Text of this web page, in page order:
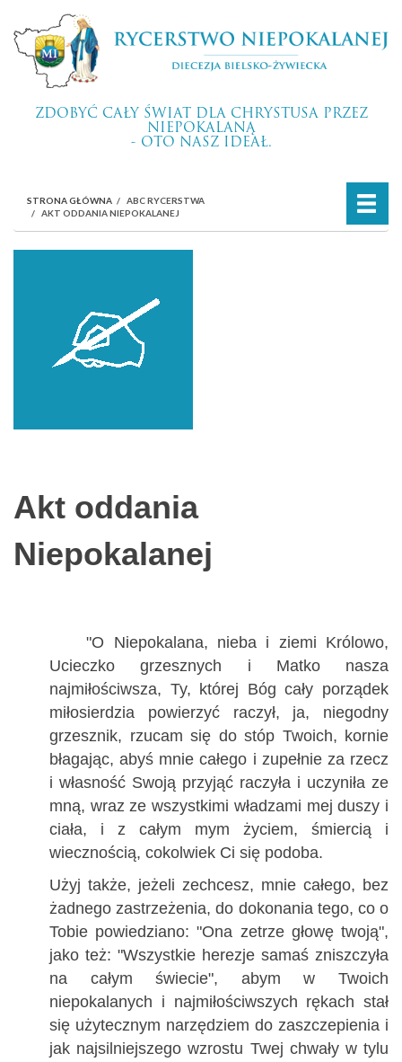
ZDOBYĆ CAŁY ŚWIAT DLA CHRYSTUSA PRZEZ
NIEPOKALANĄ
- OTO NASZ IDEAŁ.
STRONA GŁÓWNA
ABC RYCERSTWA
AKT ODDANIA NIEPOKALANEJ
Akt oddania
Niepokalanej
"O Niepokalana, nieba i ziemi Królowo,
Ucieczko grzesznych i Matko nasza
najmiłościwsza, Ty, której Bóg cały porządek
miłosierdzia powierzyć raczył, ja, niegodny
grzesznik, rzucam się do stóp Twoich, kornie
błagając, abyś mnie całego i zupełnie za rzecz
i własność Swoją przyjąć raczyła i uczyniła ze
mną, wraz ze wszystkimi władzami mej duszy i
ciała, i z całym mym życiem, śmiercią i
wiecznością, cokolwiek Ci się podoba.
Użyj także, jeżeli zechcesz, mnie całego, bez
żadnego zastrzeżenia, do dokonania tego, co o
Tobie powiedziano: "Ona zetrze głowę twoją",
jako też: "Wszystkie herezje samaś zniszczyła
na całym świecie", abym w Twoich
niepokalanych i najmiłościwszych rękach stał
się użytecznym narzędziem do zaszczepienia i
jak najsilniejszego wzrostu Twej chwały w tylu